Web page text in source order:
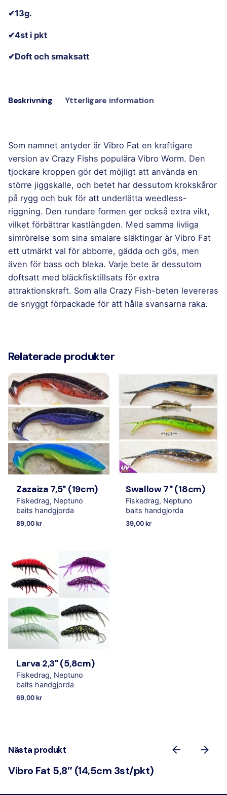
✔13g.
✔4st i pkt
✔Doft och smaksatt
Beskrivning Ytterligare information
Som namnet antyder är Vibro Fat en kraftigare
version av Crazy Fishs populära Vibro Worm. Den
tjockare kroppen gör det möjligt att använda en
större jiggskalle, och betet har dessutom krokskåror
på rygg och buk för att underlätta weedless-
riggning. Den rundare formen ger också extra vikt,
vilket förbättrar kastlängden. Med samma livliga
simrörelse som sina smalare släktingar är Vibro Fat
ett utmärkt val för abborre, gädda och gös, men
även för bass och bleka. Varje bete är dessutom
doftsatt med bläckfisktillsats för extra
attraktionskraft. Som alla Crazy Fish-beten levereras
de snyggt förpackade för att hålla svansarna raka.
4,7"
Blue Yellow, 51D Milky Way, 57 Dark Oil, 5D
Orange Chart
Relaterade produkter
Zazaiza 7,5" (19cm)
Fiskedrag Neptuno
baits handgjorda
89,00 kr
Swallow 7" (18cm)
Fiskedrag Neptuno
baits handgjorda
39,00 kr
Larva 2,3" (5,8cm)
Fiskedrag Neptuno
baits handgjorda
69,00 kr
Nästa produkt
Vibro Fat 5,8″ (14,5cm 3st/pkt)